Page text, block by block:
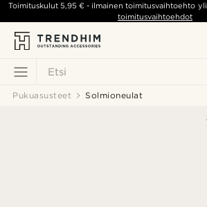
Etsi
Toimituskulut5,95 € - ilmainen toimitusvaihtoehto yli
toimitusvaihtoehdot
Pukuasusteet Solmioneulat